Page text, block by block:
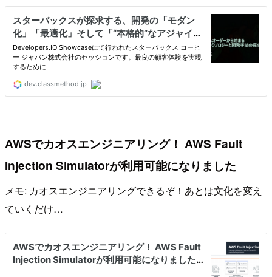
AWSでカオスエンジニアリング！ AWS Fault
Injection Simulatorが利用可能になりました
メモ: カオスエンジニアリングできるぞ！あとは文化を変え
ていくだけ…